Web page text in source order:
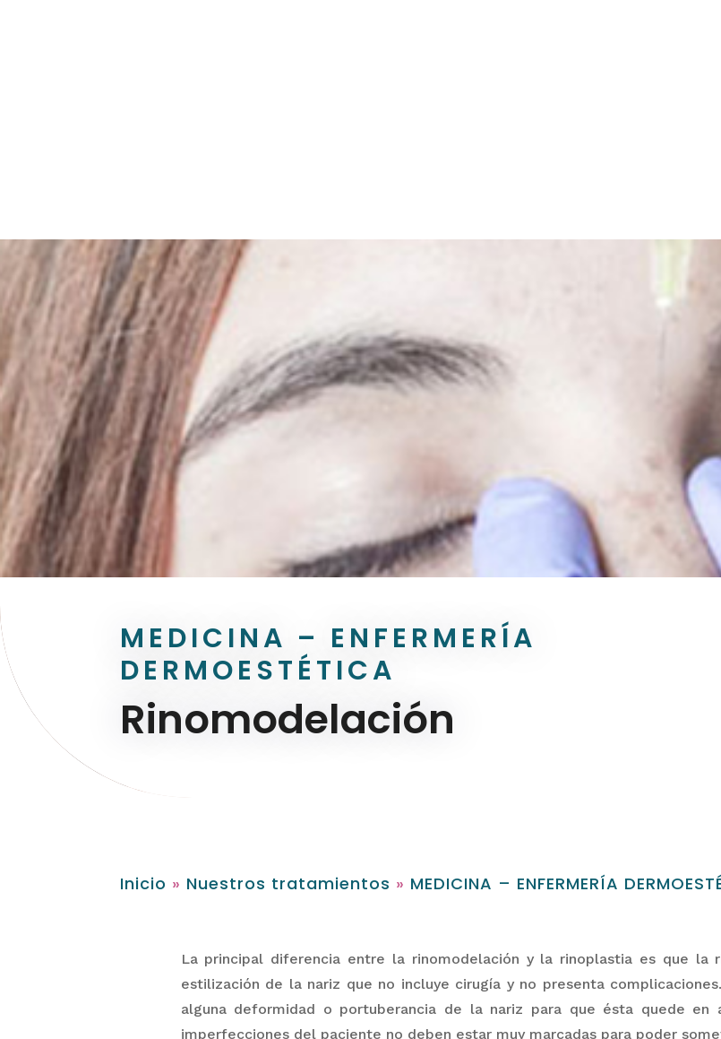
MEDICINA – ENFERMERÍA
DERMOESTÉTICA
Rinomodelación
Inicio » Nuestros tratamientos » MEDICINA – ENFERMERÍA
La principal diferencia entre la rinomodelación y la rinoplastia es que la
estilización de la nariz que no incluye cirugía y no presenta
alguna deformidad o portuberancia de la nariz para que ésta quede
imperfecciones del paciente no deben estar muy marcadas para poder